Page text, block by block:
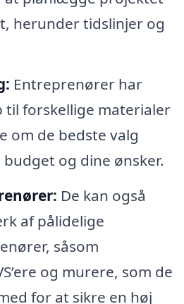
herunder tidslinjer og
Entreprenører har
til forskellige materialer
om de bedste valg
og dine ønsker.
De kan også
af pålidelige
såsom
og murere, som de
for at sikre en høj